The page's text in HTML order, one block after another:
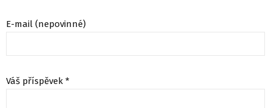
E-mail (nepovinné)
Váš příspěvek *